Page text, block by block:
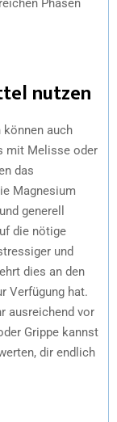
nutzen
können auch
mit Melisse oder
das
Magnesium
generell
die nötige
und
dies an den
Verfügung hat.
ausreichend vor
Grippe kannst
dir endlich